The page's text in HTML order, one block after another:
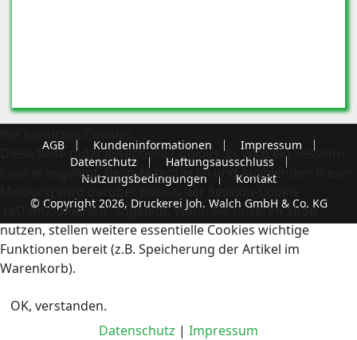
AGB Kundeninformationen
Impressum
Datenschutz
Haftungsausschluss
Nutzungsbedingungen
Kontakt
© Copyright 2026, Druckerei Joh. Walch GmbH & Co. KG
Diese Seite nutzt essentielle Cookies. Es wird ein Session-
Cookie angelegt. Beim Akzeptieren und Ausblenden dieser
Meldung wird darüber hinaus der Session-Cookie
'reDimCookieHint' angelegt. Wenn Sie unseren Shop
nutzen, stellen weitere essentielle Cookies wichtige
Funktionen bereit (z.B. Speicherung der Artikel im
Warenkorb).
OK, verstanden.
Datenschutz | Impressum